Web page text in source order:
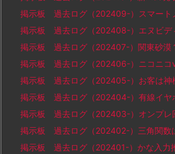
掲示板 過去ログ（202409-）スマート
掲示板 過去ログ（202408-）エヌビデ
掲示板 過去ログ（202407-）関東砂漠
掲示板 過去ログ（202406-）ニコニコ
掲示板 過去ログ（202405-）お客は神
掲示板 過去ログ（202404-）有線イヤ
掲示板 過去ログ（202403-）オンプレ
掲示板 過去ログ（202402-）三角関数
掲示板 過去ログ（202401-）かな入力